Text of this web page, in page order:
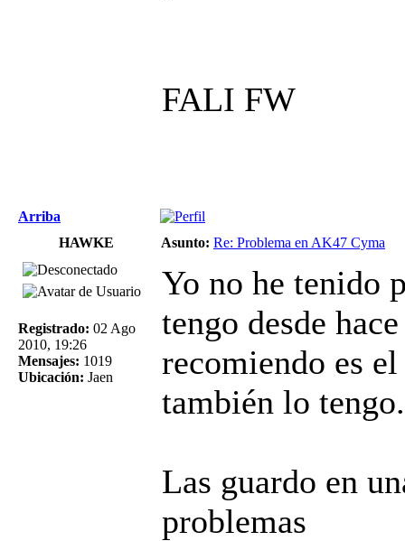
FALI FW
Arriba
HAWKE
Asunto: Re: Problema en AK47 Cyma
Registrado: 02 Ago
2010, 19:26
Mensajes: 1019
Ubicación: Jaen
Yo no he tenido
tengo desde
recomiendo es
también lo tengo.
Las guardo en
problemas